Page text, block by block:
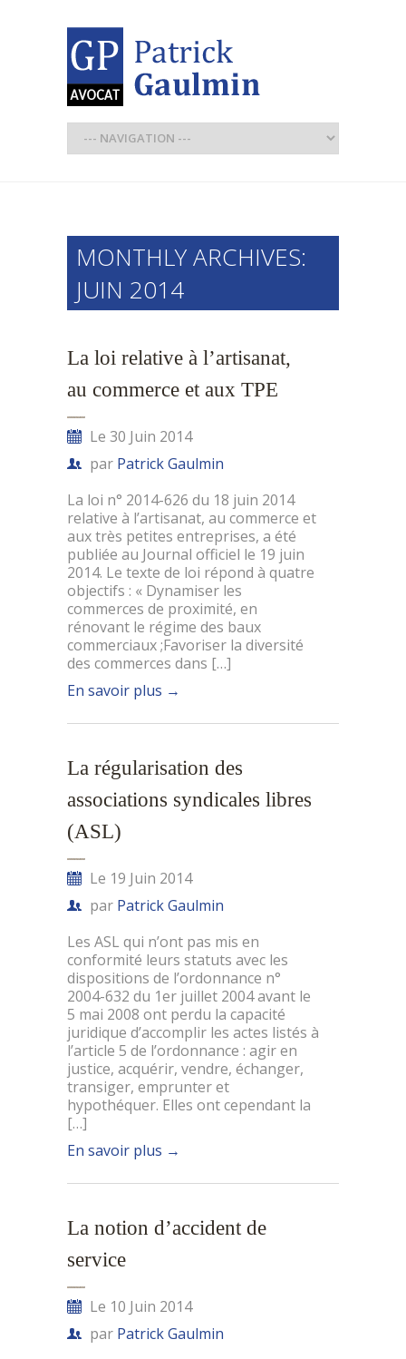
MONTHLY ARCHIVES:
JUIN 2014
La loi relative à l’artisanat,
au commerce et aux TPE
Le 30 Juin 2014
par Patrick Gaulmin
La loi n° 2014-626 du 18 juin 2014
relative à l’artisanat, au commerce et
aux très petites entreprises, a été
publiée au Journal officiel le 19 juin
2014. Le texte de loi répond à quatre
objectifs : « Dynamiser les
commerces de proximité, en
rénovant le régime des baux
commerciaux ;Favoriser la diversité
des commerces dans […]
En savoir plus →
La régularisation des
associations syndicales libres
(ASL)
Le 19 Juin 2014
par Patrick Gaulmin
Les ASL qui n’ont pas mis en
conformité leurs statuts avec les
dispositions de l’ordonnance n°
2004-632 du 1er juillet 2004 avant le
5 mai 2008 ont perdu la capacité
juridique d’accomplir les actes listés à
l’article 5 de l’ordonnance : agir en
justice, acquérir, vendre, échanger,
transiger, emprunter et
hypothéquer. Elles ont cependant la
[…]
En savoir plus →
La notion d’accident de
service
Le 10 Juin 2014
par Patrick Gaulmin